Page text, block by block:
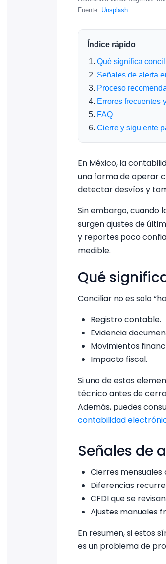
Fuente: Unsplash
Índice rápido
Qué significa
Señales de alerta
Proceso
Errores frecuentes
FAQ
Cierre y siguiente
En México, la
una forma de operar
detectar desvíos y
Sin embargo, cuando
surgen ajustes de
y reportes poco
medible.
Qué
Conciliar no es solo
Registro contable.
Evidencia
Movimientos
Impacto fiscal.
Si uno de estos
técnico antes de
Además, puedes
contabilidad
Señales de
Cierres mensuales
Diferencias
CFDI que se
Ajustes manuales
En resumen, si estos
es un problema de